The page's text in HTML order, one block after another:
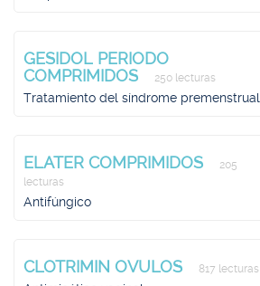
GESIDOL PERIODO
COMPRIMIDOS
250 lecturas
Tratamiento del síndrome premenstrual
ELATER COMPRIMIDOS
205
lecturas
Antifúngico
CLOTRIMIN OVULOS 817 lecturas